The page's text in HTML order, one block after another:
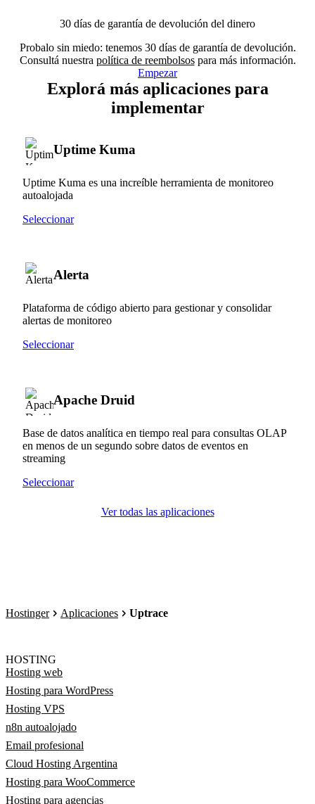
30 días de garantía de devolución del dinero
Probalo sin miedo: tenemos 30 días de garantía de devolución.
Consultá nuestra política de reembolsospara más información.
Empezar
Explorá más aplicaciones para
implementar
Uptime Kuma
Uptime Kuma es una increíble herramienta de monitoreo
autoalojada
Seleccionar
Alerta
Plataforma de código abierto para gestionar y consolidar
alertas de monitoreo
Seleccionar
Apache Druid
Base de datos analítica en tiempo real para consultas OLAP
en menos de un segundo sobre datos de eventos en
streaming
Seleccionar
Ver todas las aplicaciones
Hostinger Aplicaciones Uptrace
HOSTING
Hosting web
Hosting para WordPress
Hosting VPS
n8n autoalojado
Email profesional
Cloud Hosting Argentina
Hosting para WooCommerce
Hosting para agencias